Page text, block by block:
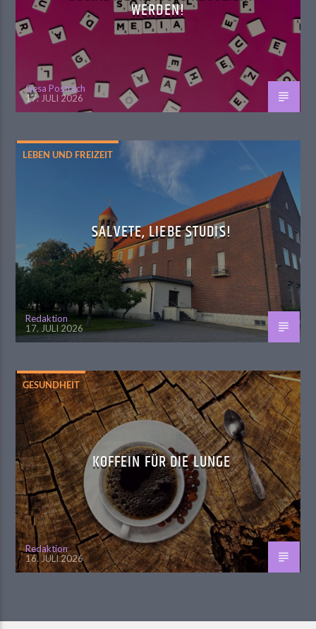
WERDEN!
Gesa Postrach
17. JULI 2026
LEBEN UND FREIZEIT
SALVETE, LIEBE STUDIS!
Redaktion
17. JULI 2026
GESUNDHEIT
KOFFEIN FÜR DIE LUNGE
Redaktion
16. JULI 2026